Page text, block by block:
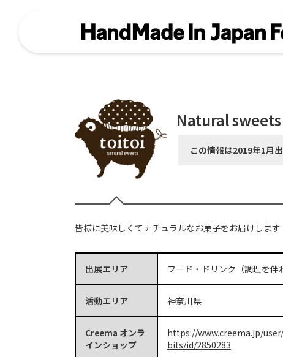
Natural
この情報は2019年1月
皆様に美味しくてナチュラルなお菓子をお届けします
出展エリア フード・ドリンク（調理を伴
活動エリア 神奈川県
Creema オンラ
インショップ
https://www.creema.jp/
bits/id/2850283